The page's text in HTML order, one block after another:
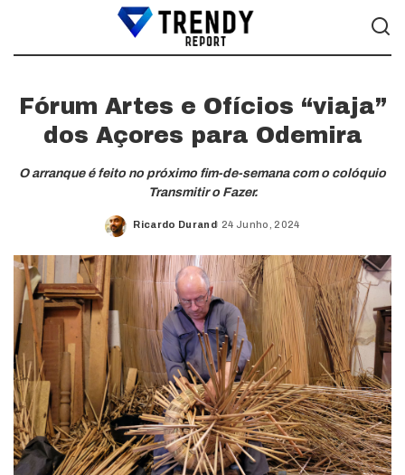
Fórum Artes e Ofícios “viaja”
dos Açores para Odemira
O arranque é feito no próximo fim-de-semana com o colóquio
Transmitir o Fazer.
Posted
Ricardo Durand 24 Junho, 2024